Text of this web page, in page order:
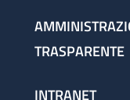
TRASPARENTE
INTRANET